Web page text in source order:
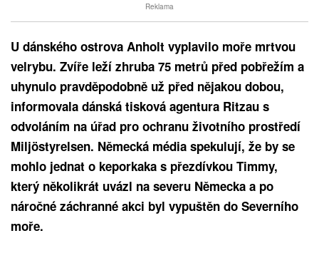
Reklama
U dánského ostrova Anholt vyplavilo moře mrtvou
velrybu. Zvíře leží zhruba 75 metrů před pobřežím a
uhynulo pravděpodobně už před nějakou dobou,
informovala dánská tisková agentura Ritzau s
odvoláním na úřad pro ochranu životního prostředí
Miljöstyrelsen. Německá média spekulují, že by se
mohlo jednat o keporkaka s přezdívkou Timmy,
který několikrát uvázl na severu Německa a po
náročné záchranné akci byl vypuštěn do Severního
moře.